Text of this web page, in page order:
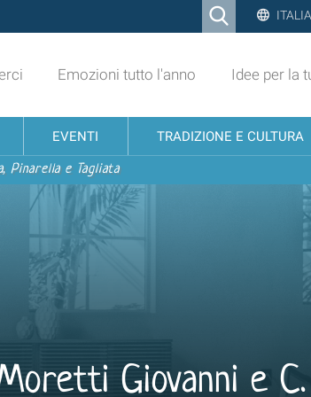
Ricerca
Emozioni tutto l'anno Idee per la
EVENTI TRADIZIONE E CULTURA
Pinarella e Tagliata
Giovanni e C.